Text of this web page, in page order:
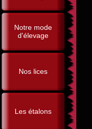
Notre mode
d'élevage
Nos lices
Les étalons